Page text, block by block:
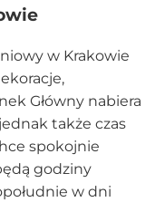
w Krakowie
Główny nabiera
także czas
spokojnie
godziny
w dni